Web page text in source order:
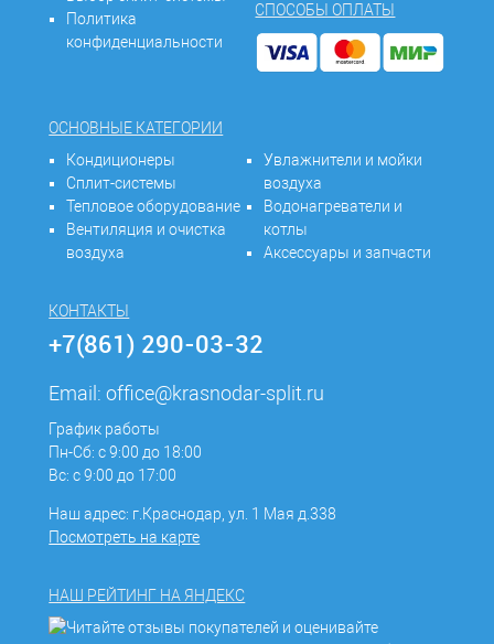
Политика
конфиденциальности
СПОСОБЫ ОПЛАТЫ
ОСНОВНЫЕ КАТЕГОРИИ
Кондиционеры
Сплит-системы
Тепловое оборудование
Вентиляция и очистка
воздуха
Увлажнители и мойки
воздуха
Водонагреватели и
котлы
Аксессуары и запчасти
КОНТАКТЫ
+7(861) 290-03-32
Email:office@krasnodar-split.ru
График работы
Пн-Сб: с 9:00 до 18:00
Вс: с 9:00 до 17:00
Наш адрес: г.Краснодар, ул. 1 Мая д.338
Посмотреть на карте
НАШ РЕЙТИНГ НА ЯНДЕКС